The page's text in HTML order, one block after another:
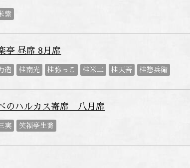
紫
亭 昼席 8月席
造 桂南光 桂弥っこ 桂米二 桂天吾 桂惣兵衛
のハルカス寄席 八月席
実 笑福亭生喬